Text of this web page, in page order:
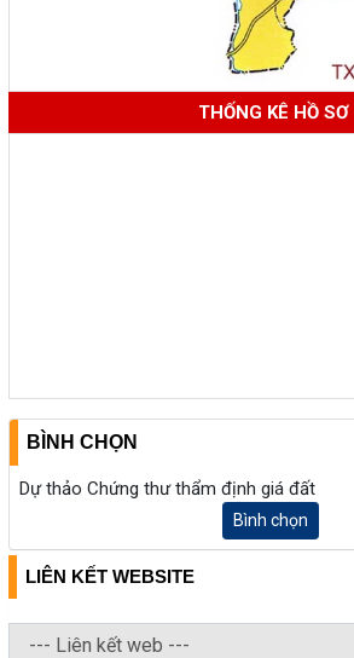
THỐNG KÊ HỒ SƠ
BÌNH CHỌN
Dự thảo Chứng thư thẩm định giá đất
Bình chọn
LIÊN KẾT WEBSITE